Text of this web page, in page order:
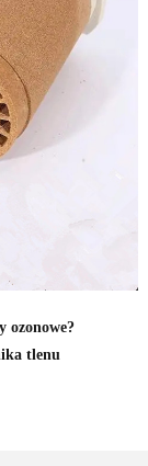
ozonowe?
tlenu